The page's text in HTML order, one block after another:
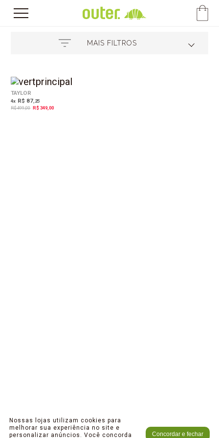
MAIS FILTROS
TAYLOR
4x R$ 87 ,25
R$ 499,00 R$ 349,00
Nossas lojas utilizam cookies para
melhorar sua experiência no site e
personalizar anúncios. Você concorda
Concordar e fechar